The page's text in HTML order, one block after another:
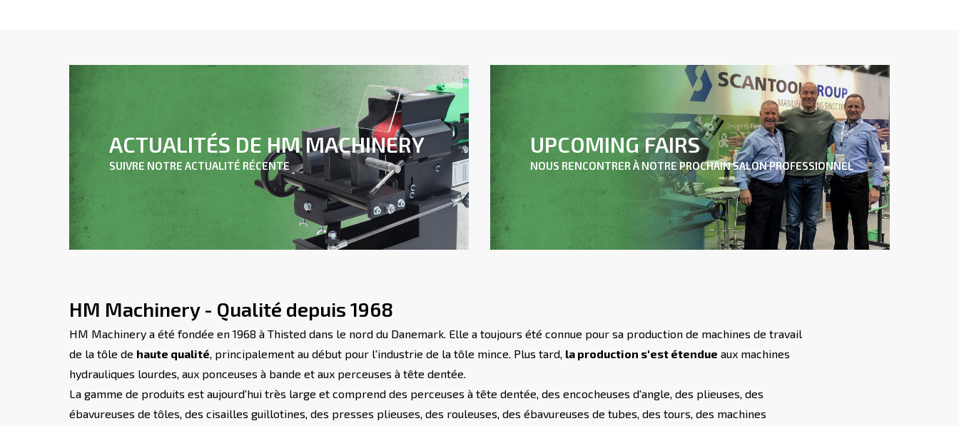
ACTUALITÉS DE HM MACHINERY
SUIVRE NOTRE ACTUALITÉ RÉCENTE
UPCOMING FAIRS
NOUS RENCONTRER À NOTRE PROCHAIN SALON PROFESSIONNEL
HM Machinery - Qualité depuis 1968
HM Machinery a été fondée en 1968 à Thisted dans le nord du Danemark. Elle a toujours été connue pour sa production de machines de travail
de la tôle de haute qualité, principalement au début pour l'industrie de la tôle mince. Plus tard, la production s'est étendue aux machines
hydrauliques lourdes, aux ponceuses à bande et aux perceuses à tête dentée.
La gamme de produits est aujourd'hui très large et comprend des perceuses à tête dentée, des encocheuses d'angle, des plieuses, des
ébavureuses de tôles, des cisailles guillotines, des presses plieuses, des rouleuses, des ébavureuses de tubes, des tours, des machines